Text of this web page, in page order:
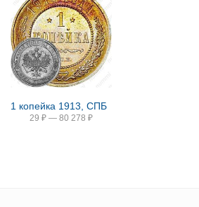
1 копейка 1913, СПБ
29 ₽ — 80 278 ₽